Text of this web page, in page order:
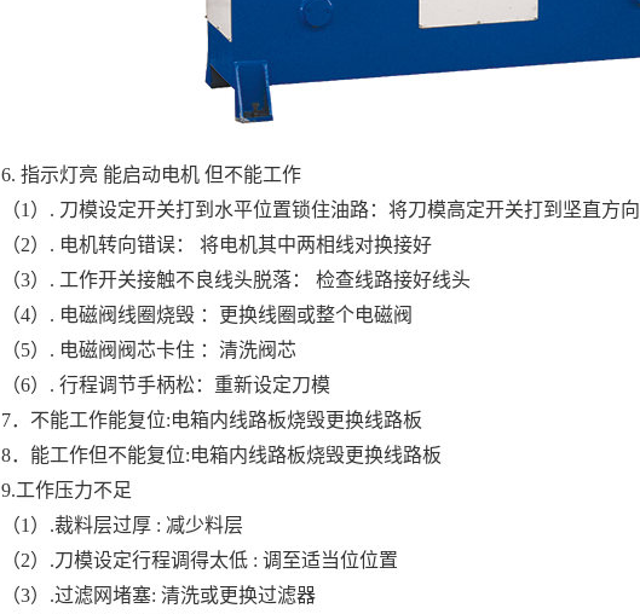
6. 指示灯亮 能启动电机 但不能工作
（1）. 刀模设定开关打到水平位置锁住油路：将刀模高定开关打到坚直方向
（2）. 电机转向错误： 将电机其中两相线对换接好
（3）. 工作开关接触不良线头脱落： 检查线路接好线头
（4）. 电磁阀线圈烧毁 ：更换线圈或整个电磁阀
（5）. 电磁阀阀芯卡住 ：清洗阀芯
（6）. 行程调节手柄松：重新设定刀模
7．不能工作能复位:电箱内线路板烧毁更换线路板
8．能工作但不能复位:电箱内线路板烧毁更换线路板
9.工作压力不足
（1）.裁料层过厚 : 减少料层
（2）.刀模设定行程调得太低 : 调至适当位位置
（3）.过滤网堵塞: 清洗或更换过滤器